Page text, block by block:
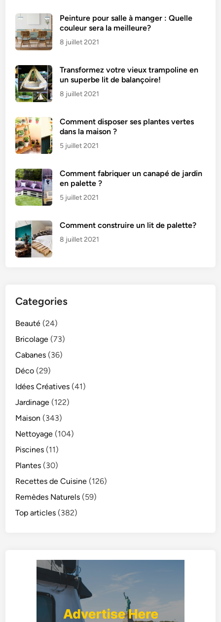
s
o
n
o
u
r
h
i
v
r
Peinture pour salle à manger : Quelle
couleur sera la meilleure?
8 juillet 2021
Transformez votre vieux trampoline en
un superbe lit de balançoire!
8 juillet 2021
Comment disposer ses plantes vertes
dans la maison ?
5 juillet 2021
Comment fabriquer un canapé de jardin
en palette ?
5 juillet 2021
Comment construire un lit de palette?
8 juillet 2021
Categories
Beauté (24)
Bricolage (73)
Cabanes (36)
Déco (29)
Idées Créatives (41)
Jardinage (122)
Maison (343)
Nettoyage (104)
Piscines (11)
Plantes (30)
Recettes de Cuisine (126)
Remèdes Naturels (59)
Top articles (382)